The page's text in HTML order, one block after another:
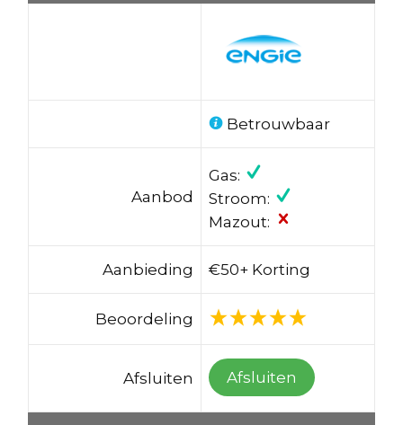
Betrouwbaar
Aanbod
Gas:
Stroom:
Mazout:
Aanbieding €50+ Korting
Beoordeling
Afsluiten Afsluiten